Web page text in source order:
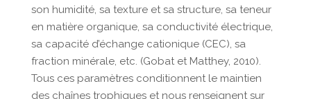
son humidité, sa texture et sa structure, sa teneur
en matière organique, sa conductivité électrique,
sa capacité d’échange cationique (CEC), sa
fraction minérale, etc. (Gobat et Matthey, 2010).
Tous ces paramètres conditionnent le maintien
des chaînes trophiques et nous renseignent sur